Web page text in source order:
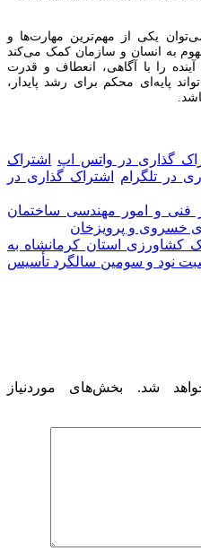
یکی از مهم‌ترین مهارت‌ها و
به انسان و سازمان کمک می‌کند
را با آگاهی، انعطاف و قدرت
پایه‌ای محکم برای رشد پایدار،
گذاری در واتس اپ
اشتراک
در تلگرام
اشتراک گذاری در
فنی و امور مهندسی ساختمان
خسروی و پرویزخان
کشاورزی استان کرمانشاه به
نود و سومین سالگرد تأسیس
شد.
بخش‌های موردنیاز